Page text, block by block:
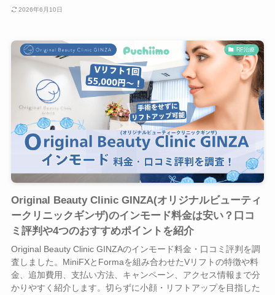
2026年6月10日
RF治療
Original Beauty Clinic GINZA(オリジナルビューティ
ークリニックギンザ)のインモード料金は安い？口コ
ミ評判や4つのおすすめポイントを紹介
Original Beauty Clinic GINZAのインモード料金・口コミ評判を調
査しました。MiniFXとFormaを組み合わせたVリフトの特徴や料
金、追加費用、支払い方法、キャンペーン、アクセス情報まで分
かりやすく紹介します。切らずに小顔・リフトアップを目指した